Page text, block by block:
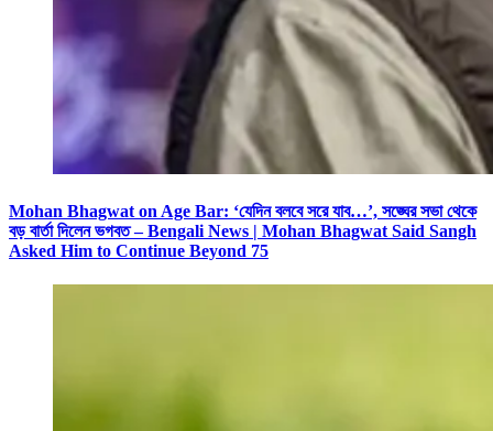
Mohan Bhagwat on Age Bar: ‘যেদিন বলবে সরে যাব…’, সঙ্ঘের সভা থেকে
বড় বার্তা দিলেন ভগবত – Bengali News | Mohan Bhagwat Said Sangh
Asked Him to Continue Beyond 75